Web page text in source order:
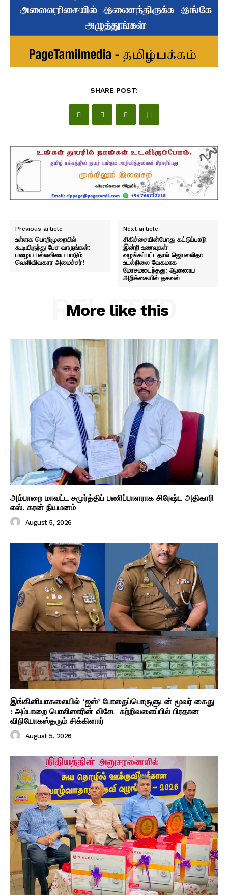
SHARE POST:
Previous article
உள்ளக பொறிமுறையில்
கூடியிருந்து பேச வாருங்கள்:
பழைய பல்லவியை பாடும்
வெளிவிவகார அமைச்சர்!
Next article
சிகிச்சையின்போது கட்டுப்பாடு
இன்றி உணவுகள்
வழங்கப்பட்டதால் ஜெயலலிதா
உடல்நிலை வேகமாக
மோசமடைந்தது: ஆணைய
அறிக்கையில் தகவல்
More like this
RELATED
அம்பாறை மாவட்ட சமுர்த்திப் பணிப்பாளராக சிரேஷ்ட அதிகாரி
எஸ். கரன் நியமனம்
August 5, 2026
இங்கினியாகலையில் ‘ஐஸ்’ போதைப்பொருளுடன் மூவர் கைது
: அம்பாறை பொலிஸாரின் விசேட சுற்றிவளைப்பில் பிரதான
விநியோகஸ்தரும் சிக்கினார்
August 5, 2026